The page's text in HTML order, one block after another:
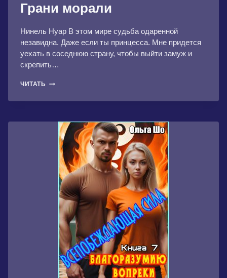
Грани морали
Нинель Нуар В этом мире судьба одаренной
незавидна. Даже если ты принцесса. Мне придется
уехать в соседнюю страну, чтобы выйти замуж и
скрепить…
ЧИТАТЬ ГРАНИ